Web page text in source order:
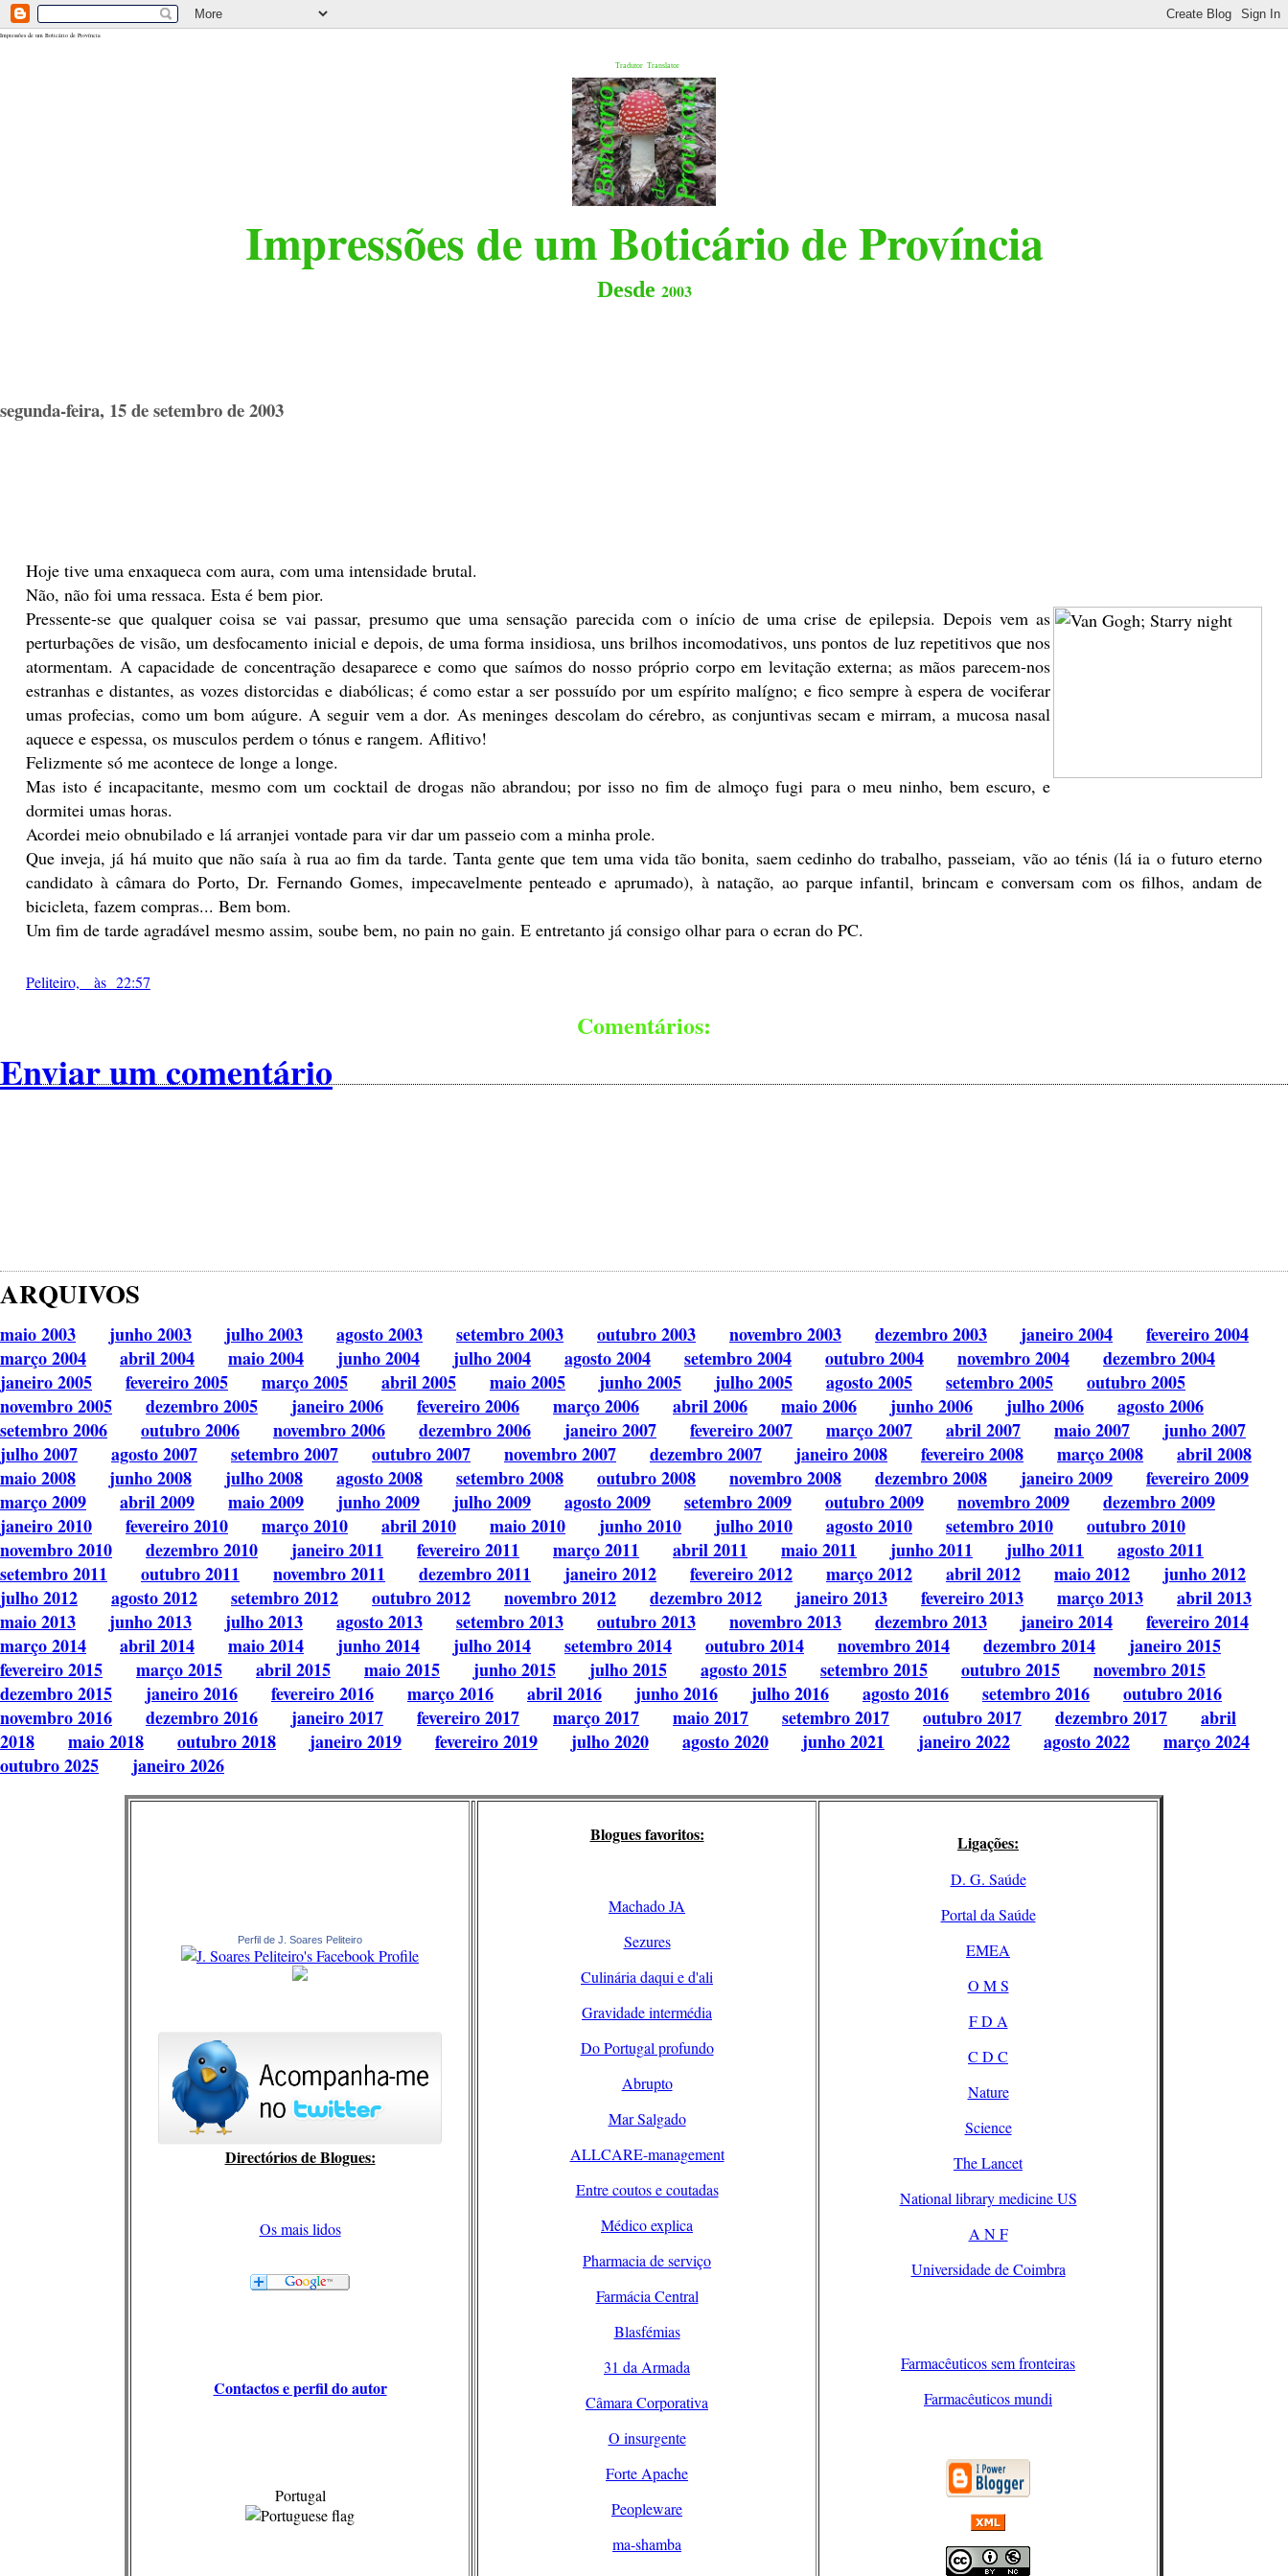
<$BlogRSDUrl$>
Impressões de um Boticário de Província
Tradutor Translator
Impressões de um Boticário de Província
Desde 2003
segunda-feira, 15 de setembro de 2003
Hoje tive uma enxaqueca com aura, com uma intensidade brutal.
Não, não foi uma ressaca. Esta é bem pior.
Pressente-se que qualquer coisa se vai passar, presumo que uma sensação parecida com o início de uma crise de epilepsia. Depois vem as
perturbações de visão, um desfocamento inicial e depois, de uma forma insidiosa, uns brilhos incomodativos, uns pontos de luz repetitivos que nos
atormentam. A capacidade de concentração desaparece e como que saímos do nosso próprio corpo em levitação externa; as mãos parecem-nos
estranhas e distantes, as vozes distorcidas e diabólicas; é como estar a ser possuído por um espírito malígno; e fico sempre à espera de vociferar
umas profecias, como um bom aúgure. A seguir vem a dor. As meninges descolam do cérebro, as conjuntivas secam e mirram, a mucosa nasal
aquece e espessa, os musculos perdem o tónus e rangem. Aflitivo!
Felizmente só me acontece de longe a longe.
Mas isto é incapacitante, mesmo com um cocktail de drogas não abrandou; por isso no fim de almoço fugi para o meu ninho, bem escuro, e
dormitei umas horas.
Acordei meio obnubilado e lá arranjei vontade para vir dar um passeio com a minha prole.
Que inveja, já há muito que não saía à rua ao fim da tarde. Tanta gente que tem uma vida tão bonita, saem cedinho do trabalho, passeiam, vão ao ténis (lá ia o futuro eterno
candidato à câmara do Porto, Dr. Fernando Gomes, impecavelmente penteado e aprumado), à natação, ao parque infantil, brincam e conversam com os filhos, andam de
bicicleta, fazem compras... Bem bom.
Um fim de tarde agradável mesmo assim, soube bem, no pain no gain. E entretanto já consigo olhar para o ecran do PC.
Peliteiro, às 22:57
Comentários:
Enviar um comentário
ARQUIVOS
maio 2003 junho 2003 julho 2003 agosto 2003 setembro 2003 outubro 2003 novembro 2003 dezembro 2003 janeiro 2004
fevereiro 2004
março 2004
abril 2004 maio 2004 junho 2004 julho 2004 agosto 2004 setembro 2004 outubro 2004 novembro 2004
dezembro 2004
janeiro 2005
fevereiro 2005 março 2005 abril 2005 maio 2005 junho 2005 julho 2005 agosto 2005 setembro 2005
outubro 2005
novembro 2005
dezembro 2005 janeiro 2006 fevereiro 2006 março 2006 abril 2006 maio 2006 junho 2006 julho 2006
agosto 2006
setembro 2006
outubro 2006 novembro 2006 dezembro 2006 janeiro 2007 fevereiro 2007 março 2007 abril 2007 maio 2007
junho 2007
julho 2007
agosto 2007 setembro 2007 outubro 2007 novembro 2007 dezembro 2007 janeiro 2008 fevereiro 2008 março 2008
abril 2008
maio 2008
junho 2008 julho 2008 agosto 2008 setembro 2008 outubro 2008 novembro 2008 dezembro 2008 janeiro 2009
fevereiro 2009
março 2009
abril 2009 maio 2009 junho 2009 julho 2009 agosto 2009 setembro 2009 outubro 2009 novembro 2009
dezembro 2009
janeiro 2010
fevereiro 2010 março 2010 abril 2010 maio 2010 junho 2010 julho 2010 agosto 2010 setembro 2010
outubro 2010
novembro 2010
dezembro 2010 janeiro 2011 fevereiro 2011 março 2011 abril 2011 maio 2011 junho 2011 julho 2011
agosto 2011
setembro 2011
outubro 2011 novembro 2011 dezembro 2011 janeiro 2012 fevereiro 2012 março 2012 abril 2012 maio 2012
junho 2012
julho 2012
agosto 2012 setembro 2012 outubro 2012 novembro 2012 dezembro 2012 janeiro 2013 fevereiro 2013 março 2013
abril 2013
maio 2013
junho 2013 julho 2013 agosto 2013 setembro 2013 outubro 2013 novembro 2013 dezembro 2013 janeiro 2014
fevereiro 2014
março 2014
abril 2014 maio 2014 junho 2014 julho 2014 setembro 2014 outubro 2014 novembro 2014 dezembro 2014
janeiro 2015
fevereiro 2015
março 2015 abril 2015 maio 2015 junho 2015 julho 2015 agosto 2015 setembro 2015 outubro 2015
novembro 2015
dezembro 2015
janeiro 2016 fevereiro 2016 março 2016 abril 2016 junho 2016 julho 2016 agosto 2016 setembro 2016
outubro 2016
novembro 2016
dezembro 2016 janeiro 2017 fevereiro 2017 março 2017 maio 2017 setembro 2017 outubro 2017 dezembro 2017
abril
2018
maio 2018 outubro 2018 janeiro 2019 fevereiro 2019 julho 2020 agosto 2020 junho 2021 janeiro 2022 agosto 2022
março 2024
outubro 2025
janeiro 2026
Perfil de J. Soares Peliteiro
Directórios de Blogues:
Os mais lidos
Contactos e perfil do autor
Portugal
Blogues favoritos:
Machado JA
Sezures
Culinária daqui e d'ali
Gravidade intermédia
Do Portugal profundo
Abrupto
Mar Salgado
ALLCARE-management
Entre coutos e coutadas
Médico explica
Pharmacia de serviço
Farmácia Central
Blasfémias
31 da Armada
Câmara Corporativa
O insurgente
Forte Apache
Peopleware
ma-shamba
Ligações:
D. G. Saúde
Portal da Saúde
EMEA
O M S
F D A
C D C
Nature
Science
The Lancet
National library medicine US
A N F
Universidade de Coimbra
Farmacêuticos sem fronteiras
Farmacêuticos mundi